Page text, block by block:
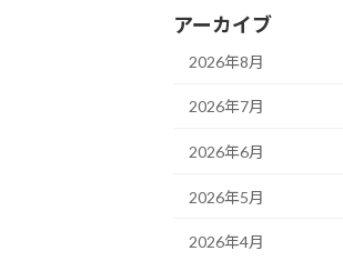
アーカイブ
2026年8月
2026年7月
2026年6月
2026年5月
2026年4月